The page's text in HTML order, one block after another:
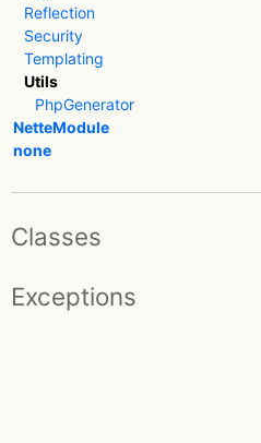
Reflection
Security
Templating
Utils
PhpGenerator
NetteModule
none
Classes
Exceptions